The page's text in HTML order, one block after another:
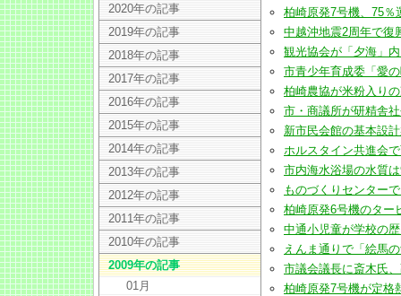
柏崎原発7号機、75％
中越沖地震2周年で復
観光協会が「夕海」
市青少年育成委「愛
柏崎農協が米粉入り
市・商議所が研精舎
新市民会館の基本設
ホルスタイン共進会
市内海水浴場の水質
ものづくりセンター
柏崎原発6号機のター
中通小児童が学校の
えんま通りで「絵馬
市議会議長に斎木氏
柏崎原発7号機が定格
2020年の記事
2019年の記事
2018年の記事
2017年の記事
2016年の記事
2015年の記事
2014年の記事
2013年の記事
2012年の記事
2011年の記事
2010年の記事
2009年の記事
01月